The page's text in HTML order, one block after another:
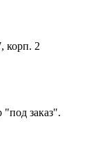
корп. 2
заказ".